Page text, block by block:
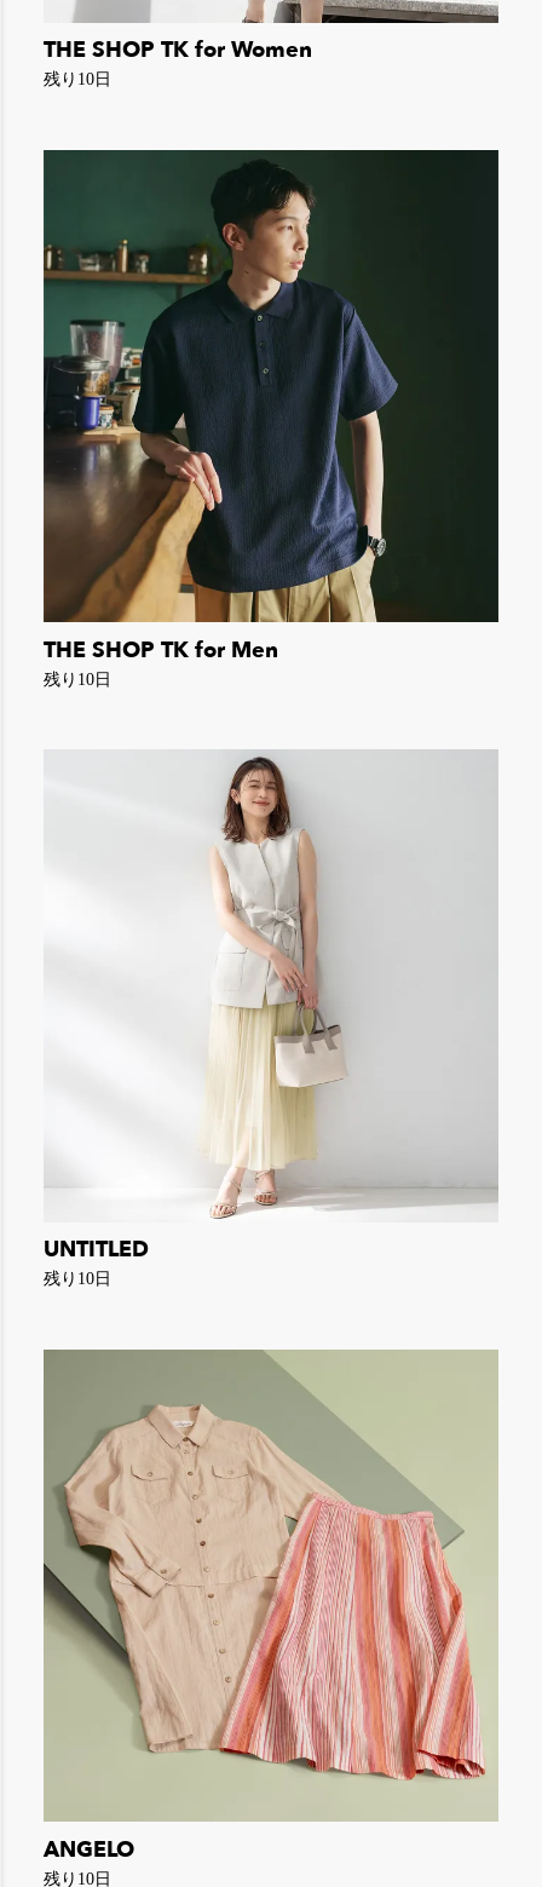
THE SHOP TK for Women
残り10日
THE SHOP TK for Men
残り10日
UNTITLED
残り10日
ANGELO
残り10日